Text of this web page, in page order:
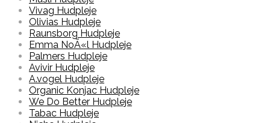
Vivag Hudpleje
Olivias Hudpleje
Raunsborg Hudpleje
Emma NoÃ«l Hudpleje
Palmers Hudpleje
Avivir Hudpleje
A.vogel Hudpleje
Organic Konjac Hudpleje
We Do Better Hudpleje
Tabac Hudpleje